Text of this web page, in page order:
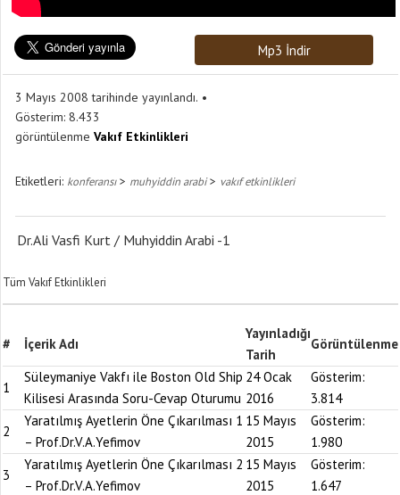
Mp3 İndir
3 Mayıs 2008 tarihinde yayınlandı.
Gösterim: 8.433
görüntülenme Vakıf Etkinlikleri
Etiketleri: konferansı> muhyiddin arabi> vakıf etkinlikleri
Dr.Ali Vasfi Kurt / Muhyiddin Arabi -1
Tüm Vakıf Etkinlikleri
# İçerik Adı
Yayınladığı
Tarih
Görüntülenme
1
Süleymaniye Vakfı ile Boston Old Ship
Kilisesi Arasında Soru-Cevap Oturumu
24 Ocak
2016
Gösterim:
3.814
2
Yaratılmış Ayetlerin Öne Çıkarılması 1
– Prof.Dr.V.A.Yefimov
15 Mayıs
2015
Gösterim:
1.980
3
Yaratılmış Ayetlerin Öne Çıkarılması 2
– Prof.Dr.V.A.Yefimov
15 Mayıs
2015
Gösterim:
1.647